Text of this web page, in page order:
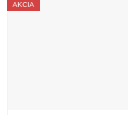
AKCIA